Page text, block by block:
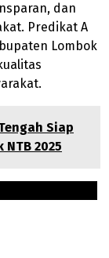
dan
Predikat A
Lombok
Siap
2025